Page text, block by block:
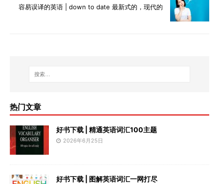
容易误译的英语 | down to date 最新式的，现代的
热门文章
好书下载 | 精通英语词汇100主题
2026年6月25日
好书下载 | 图解英语词汇一网打尽